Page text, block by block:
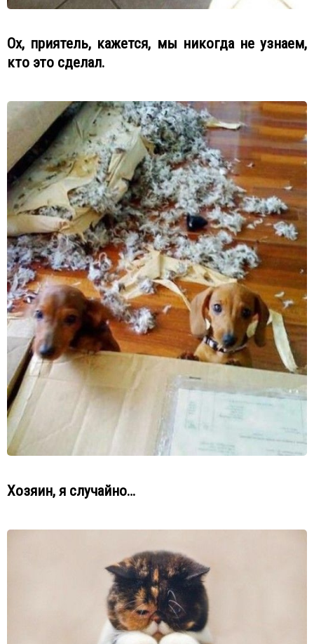
Ох, приятель, кажется, мы никогда не узнаем,
кто это сделал.
Хозяин, я случайно…